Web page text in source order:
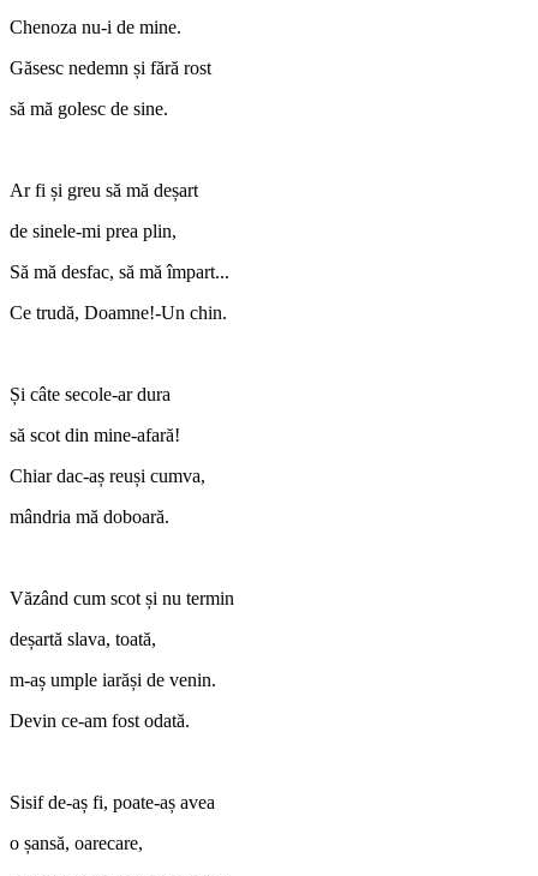
Chenoza nu-i de mine.
Găsesc nedemn și fără rost
să mă golesc de sine.
Ar fi și greu să mă deșart
de sinele-mi prea plin,
Să mă desfac, să mă împart...
Ce trudă, Doamne!-Un chin.
Și câte secole-ar dura
să scot din mine-afară!
Chiar dac-aș reuși cumva,
mândria mă doboară.
Văzând cum scot și nu termin
deșartă slava, toată,
m-aș umple iarăși de venin.
Devin ce-am fost odată.
Sisif de-aș fi, poate-aș avea
o șansă, oarecare,